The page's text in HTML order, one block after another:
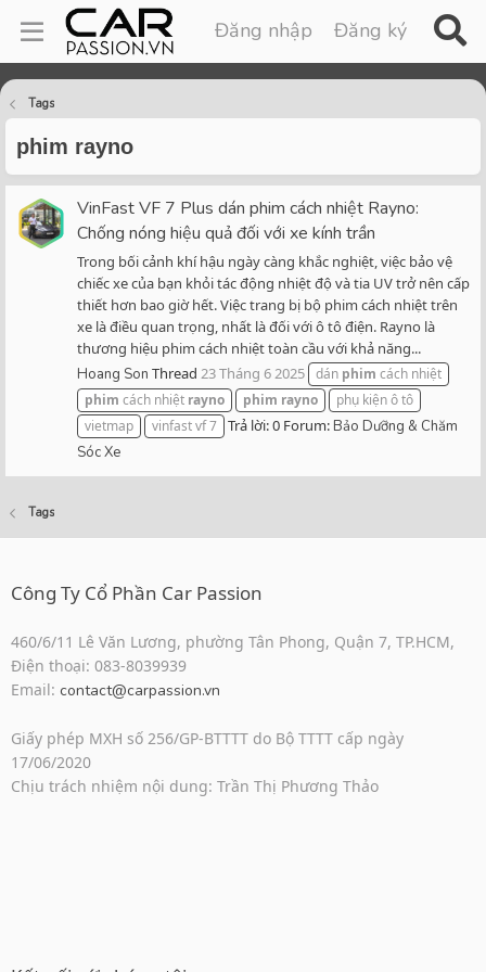
Đăng nhập Đăng ký
Tags
phim rayno
VinFast VF 7 Plus dán phim cách nhiệt Rayno:
Chống nóng hiệu quả đối với xe kính trần
Trong bối cảnh khí hậu ngày càng khắc nghiệt, việc bảo vệ
chiếc xe của bạn khỏi tác động nhiệt độ và tia UV trở nên cấp
thiết hơn bao giờ hết. Việc trang bị bộ phim cách nhiệt trên
xe là điều quan trọng, nhất là đối với ô tô điện. Rayno là
thương hiệu phim cách nhiệt toàn cầu với khả năng...
Hoang Son Thread 23 Tháng 6 2025 dán phim cách nhiệt
phim cách nhiệt rayno phim rayno
phụ kiện ô tô
vietmap
vinfast vf 7 Trả lời: 0 Forum:Bảo Dưỡng & Chăm
Sóc Xe
Tags
Công Ty Cổ Phần Car Passion
460/6/11 Lê Văn Lương, phường Tân Phong, Quận 7, TP.HCM,
Điện thoại: 083-8039939
Email: contact@carpassion.vn
Giấy phép MXH số 256/GP-BTTTT do Bộ TTTT cấp ngày
17/06/2020
Chịu trách nhiệm nội dung: Trần Thị Phương Thảo